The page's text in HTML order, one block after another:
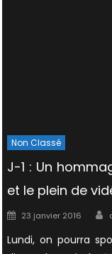
Non Classé
J-1 : Un
et le plein de
Posted
23 janvier 2016
Lundi, on pourra